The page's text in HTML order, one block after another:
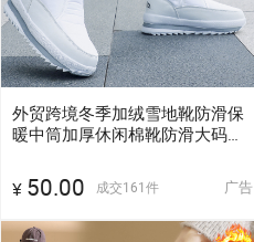
外贸跨境冬季加绒雪地靴防滑保
暖中筒加厚休闲棉靴防滑大码女
¥ 50.00 成交161 件 广告